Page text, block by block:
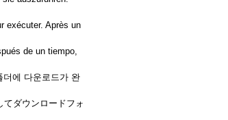
exécuter. Après un
de un tiempo,
에 다운로드가 완
ダウンロードフォ